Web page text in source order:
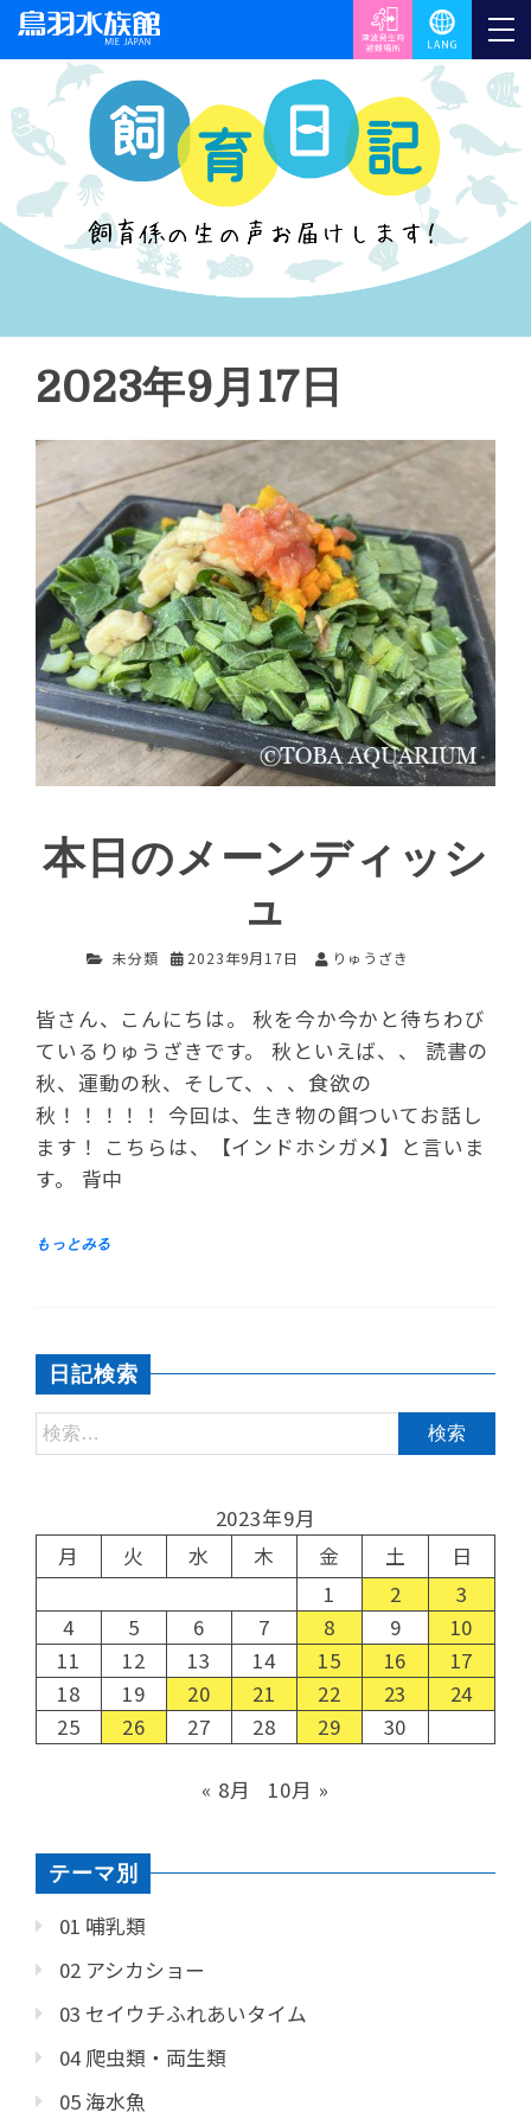
2023年9月17日
本日のメーンディッシ
ュ
未分類 2023年9月17日 りゅうざき
皆さん、こんにちは。 秋を今か今かと待ちわび
ているりゅうざきです。 秋といえば、、 読書の
秋、運動の秋、そして、、、食欲の
秋！！！！！ 今回は、生き物の餌ついてお話し
ます！ こちらは、【インドホシガメ】と言いま
す。 背中
日記検索
2023年9月
月
火 水 木 金 土
日
1
2
3
4
5 6 7 8 9
10
11
12 13 14 15 16
17
18
19 20 21 22 23
24
25
26 27 28 29 30
« 8月 10月 »
テーマ別
01 哺乳類
02 アシカショー
03 セイウチふれあいタイム
04 爬虫類・両生類
05 海水魚